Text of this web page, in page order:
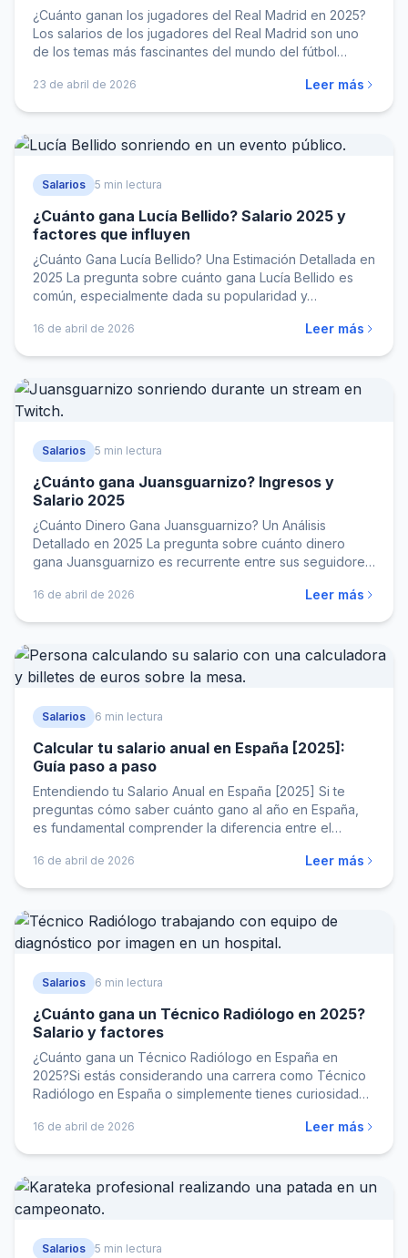
¿Cuánto ganan los jugadores del Real Madrid en 2025?
Los salarios de los jugadores del Real Madrid son uno
de los temas más fascinantes del mundo del fútbol…
23 de abril de 2026 Leer más
Salarios 5 min lectura
¿Cuánto gana Lucía Bellido? Salario 2025 y
factores que influyen
¿Cuánto Gana Lucía Bellido? Una Estimación Detallada en
2025 La pregunta sobre cuánto gana Lucía Bellido es
común, especialmente dada su popularidad y…
16 de abril de 2026 Leer más
Salarios 5 min lectura
¿Cuánto gana Juansguarnizo? Ingresos y
Salario 2025
¿Cuánto Dinero Gana Juansguarnizo? Un Análisis
Detallado en 2025 La pregunta sobre cuánto dinero
gana Juansguarnizo es recurrente entre sus seguidores.
16 de abril de 2026 Leer más
Salarios 6 min lectura
Calcular tu salario anual en España [2025]:
Guía paso a paso
Entendiendo tu Salario Anual en España [2025] Si te
preguntas cómo saber cuánto gano al año en España,
es fundamental comprender la diferencia entre el
16 de abril de 2026 Leer más
Salarios 6 min lectura
¿Cuánto gana un Técnico Radiólogo en 2025?
Salario y factores
¿Cuánto gana un Técnico Radiólogo en España en
2025?Si estás considerando una carrera como Técnico
Radiólogo en España o simplemente tienes curiosidad
16 de abril de 2026 Leer más
Salarios 5 min lectura